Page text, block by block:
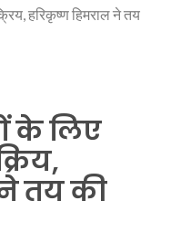
हरिकृष्ण हिमराल ने तय
के लिए
तय की